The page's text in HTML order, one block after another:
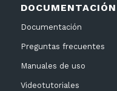
DOCUMENTACIÓN
Documentación
Preguntas frecuentes
Manuales de uso
Videotutoriales